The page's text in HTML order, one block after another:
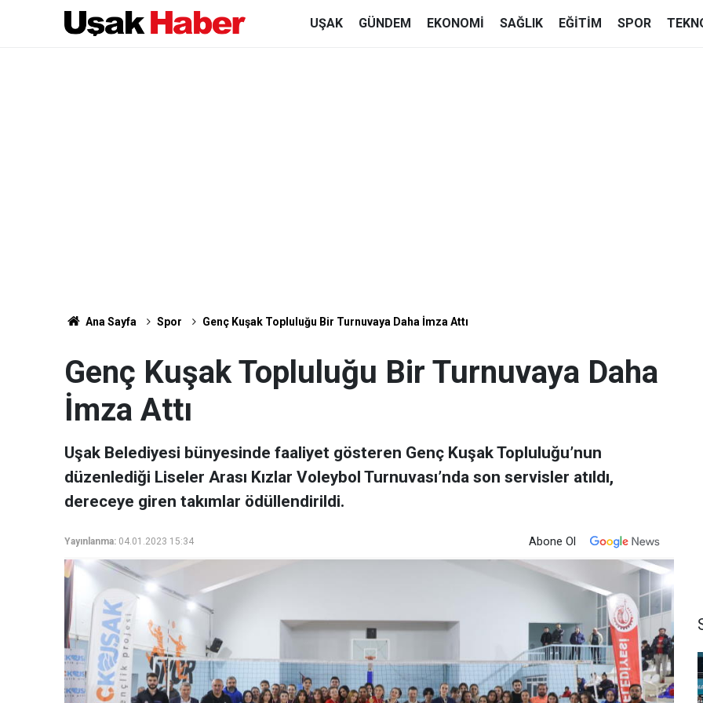
UŞAK GÜNDEM EKONOMI SAĞLIK EĞITIM SPOR
Ana Sayfa Spor Genç Kuşak Topluluğu Bir Turnuvaya Daha İmza Attı
Genç Kuşak Topluluğu Bir Turnuvaya Daha
İmza Attı
Uşak Belediyesi bünyesinde faaliyet gösteren Genç Kuşak Topluluğu’nun
düzenlediği Liseler Arası Kızlar Voleybol Turnuvası’nda son servisler atıldı,
dereceye giren takımlar ödüllendirildi.
Yayınlanma: 04.01.2023 15:34 Abone Ol